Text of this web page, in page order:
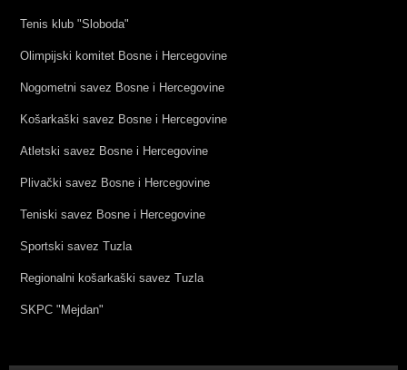
Tenis klub "Sloboda"
Olimpijski komitet Bosne i Hercegovine
Nogometni savez Bosne i Hercegovine
Košarkaški savez Bosne i Hercegovine
Atletski savez Bosne i Hercegovine
Plivački savez Bosne i Hercegovine
Teniski savez Bosne i Hercegovine
Sportski savez Tuzla
Regionalni košarkaški savez Tuzla
SKPC "Mejdan"